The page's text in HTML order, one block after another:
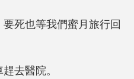
死也等我們蜜月旅行回
去醫院。